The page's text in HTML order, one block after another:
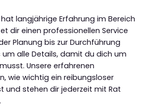
langjährige Erfahrung im Bereich
dir einen professionellen Service
Planung bis zur Durchführung
um alle Details, damit du dich um
Unsere erfahrenen
wie wichtig ein reibungsloser
und stehen dir jederzeit mit Rat